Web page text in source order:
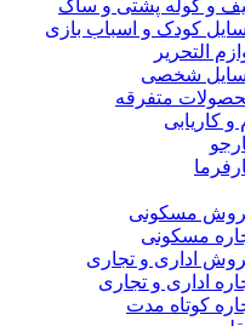
و کوله پشتی و ساک
کودک و اسباب بازی
التحریر
شخصی
متفرقه
و کاریابی
مسکونی
مسکونی
اداری و تجاری
اداری و تجاری
کوتاه مدت